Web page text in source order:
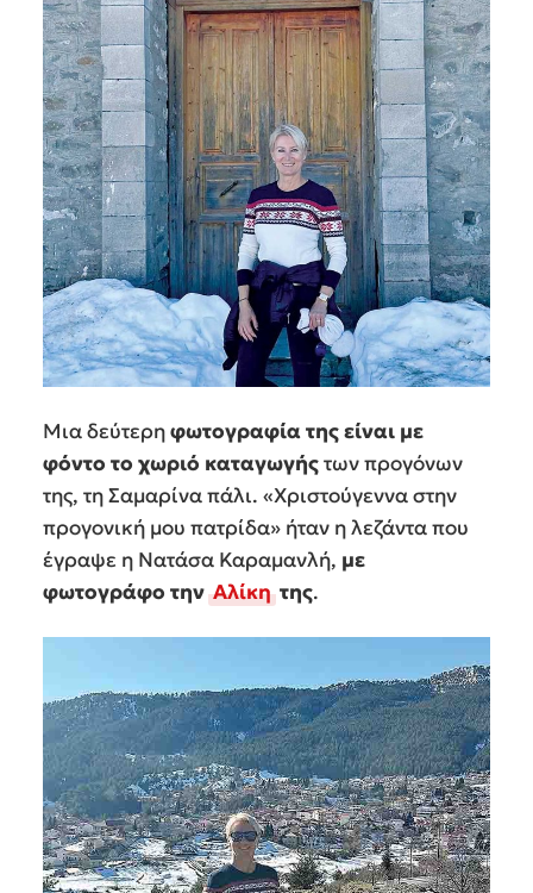
Μια δεύτερηφωτογραφία της είναι με
φόντο το χωριό καταγωγήςτων προγόνων
της, τη Σαμαρίνα πάλι. «Χριστούγεννα στην
προγονική μου πατρίδα» ήταν η λεζάντα που
έγραψε η Νατάσα Καραμανλή, με
φωτογράφο τηνΑλίκητης.